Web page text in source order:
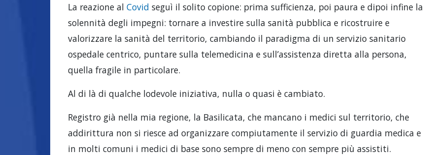
La reazione al Covid seguì il solito copione: prima sufficienza, poi paura e dipoi infine la
solennità degli impegni: tornare a investire sulla sanità pubblica e ricostruire e
valorizzare la sanità del territorio, cambiando il paradigma di un servizio sanitario
ospedale centrico, puntare sulla telemedicina e sull’assistenza diretta alla persona,
quella fragile in particolare.
Al di là di qualche lodevole iniziativa, nulla o quasi è cambiato.
Registro già nella mia regione, la Basilicata, che mancano i medici sul territorio, che
addirittura non si riesce ad organizzare compiutamente il servizio di guardia medica e
in molti comuni i medici di base sono sempre di meno con sempre più assistiti.